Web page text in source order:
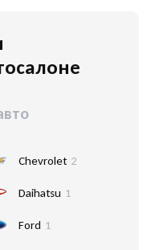
Chevrolet 2
Daihatsu 1
Ford 1